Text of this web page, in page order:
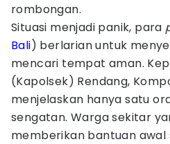
rombongan.
Situasi menjadi panik, para
Bali) berlarian untuk
mencari tempat aman.
(Kapolsek) Rendang,
menjelaskan hanya satu
sengatan. Warga sekitar
memberikan bantuan